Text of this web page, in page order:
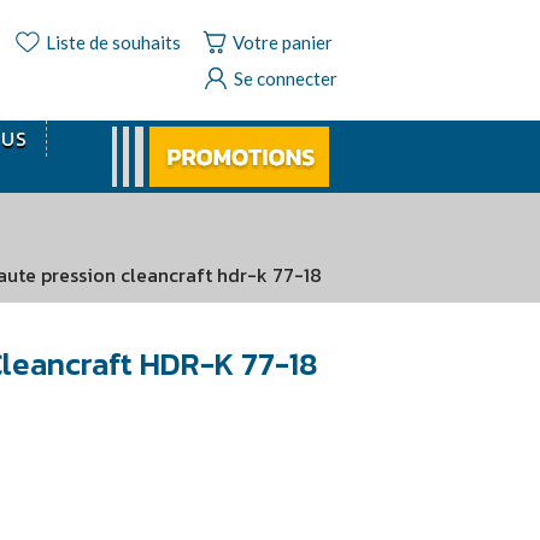
Liste de souhaits
Votre panier
Se connecter
pression cleancraft hdr-k 77-18
HDR-K 77-18